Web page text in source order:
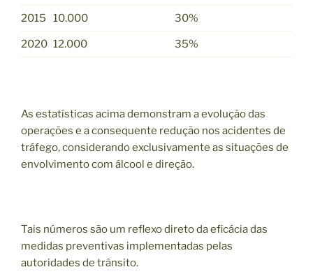
2015 10.000 30%
2020 12.000 35%
As estatísticas acima demonstram a evolução das
operações e a consequente redução nos acidentes de
tráfego, considerando exclusivamente as situações de
envolvimento com álcool e direção.
Tais números são um reflexo direto da eficácia das
medidas preventivas implementadas pelas
autoridades de trânsito.